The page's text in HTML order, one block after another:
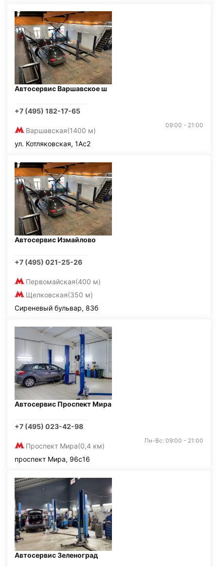
Автосервис Варшавское ш
+7 (495) 182-17-65
Варшавская(1400 м)
09:00 - 21:00
ул. Котляковская, 1Ас2
Автосервис Измайлово
+7 (495) 021-25-26
Первомайская(400 м)
Щелковская(350 м)
Сиреневый бульвар, 83б
Автосервис Проспект Мира
+7 (495) 023-42-98
Проспект Мира(0,4 км)
Пн-Вс: 09:00 - 21:00
проспект Мира, 96с16
Автосервис Зеленоград